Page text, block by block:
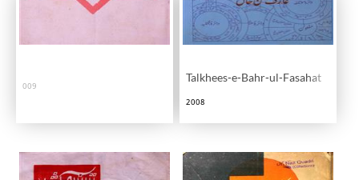
009
Talkhees-e-Bahr-ul-Fasahat
2008